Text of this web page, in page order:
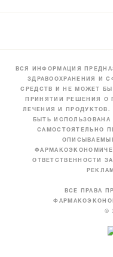
ВСЯ ИНФОРМАЦИЯ
ЗДРАВООХРАНЕНИЯ И
СРЕДСТВ И НЕ МОЖЕТ
ПРИНЯТИИ РЕШЕНИЯ О
ЛЕЧЕНИЯ И
БЫТЬ
САМОСТОЯТЕЛЬНО
ОТВЕТСТВЕННОСТИ
ВСЕ ПРАВА
©